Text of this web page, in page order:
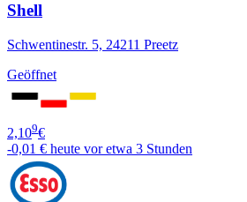
Shell
Schwentinestr. 5, 24211 Preetz
Geöffnet
2,109€
-0,01 € heute vor etwa 3 Stunden